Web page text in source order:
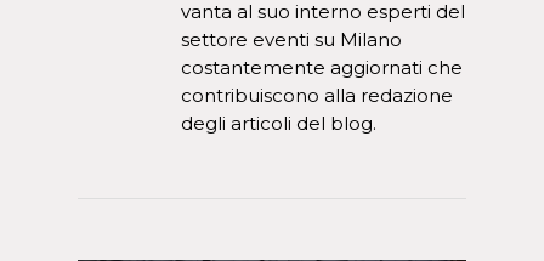
vanta al suo interno esperti del
settore eventi su Milano
costantemente aggiornati che
contribuiscono alla redazione
degli articoli del blog.